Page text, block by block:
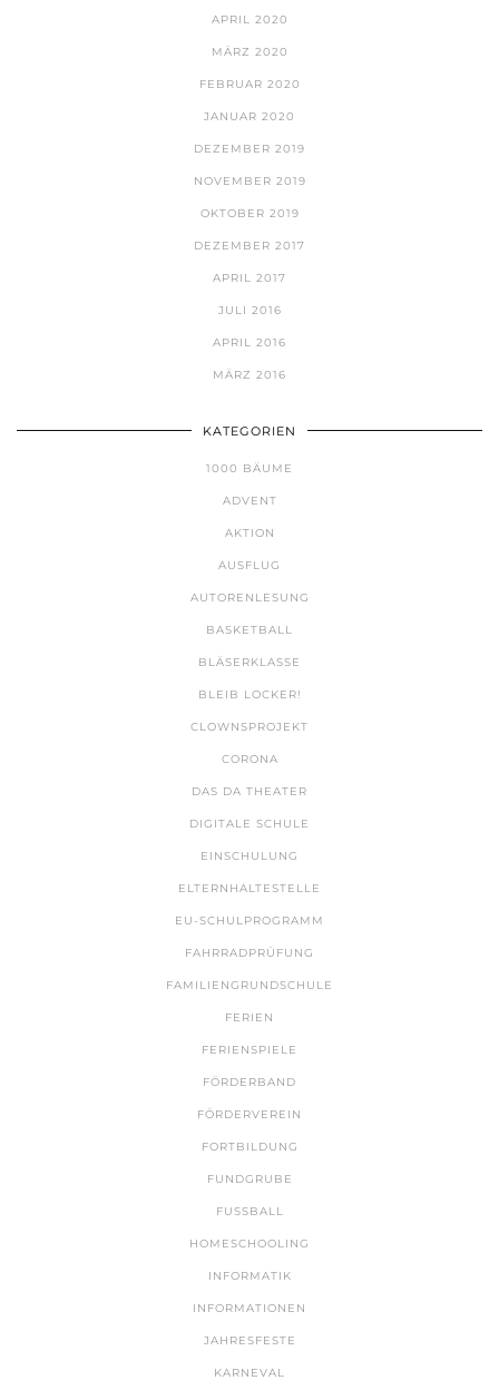
APRIL 2020
MÄRZ 2020
FEBRUAR 2020
JANUAR 2020
DEZEMBER 2019
NOVEMBER 2019
OKTOBER 2019
DEZEMBER 2017
APRIL 2017
JULI 2016
APRIL 2016
MÄRZ 2016
KATEGORIEN
1000 BÄUME
ADVENT
AKTION
AUSFLUG
AUTORENLESUNG
BASKETBALL
BLÄSERKLASSE
BLEIB LOCKER!
CLOWNSPROJEKT
CORONA
DAS DA THEATER
DIGITALE SCHULE
EINSCHULUNG
ELTERNHALTESTELLE
EU-SCHULPROGRAMM
FAHRRADPRÜFUNG
FAMILIENGRUNDSCHULE
FERIEN
FERIENSPIELE
FÖRDERBAND
FÖRDERVEREIN
FORTBILDUNG
FUNDGRUBE
FUSSBALL
HOMESCHOOLING
INFORMATIK
INFORMATIONEN
JAHRESFESTE
KARNEVAL